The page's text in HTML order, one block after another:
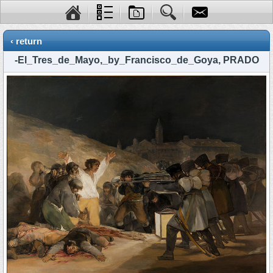
‹ return
-El_Tres_de_Mayo,_by_Francisco_de_Goya, PRADO